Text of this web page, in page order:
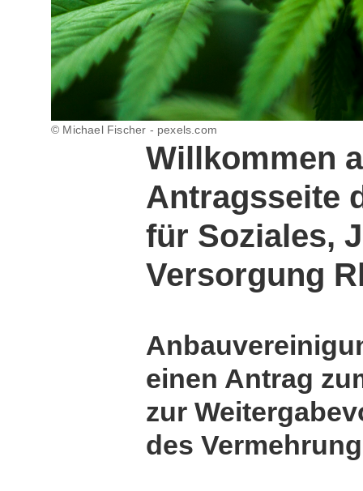
© Michael Fischer - pexels.com
Willkommen
Antragsseite
für Soziales,
Versorgung
einen Antrag
zur
des